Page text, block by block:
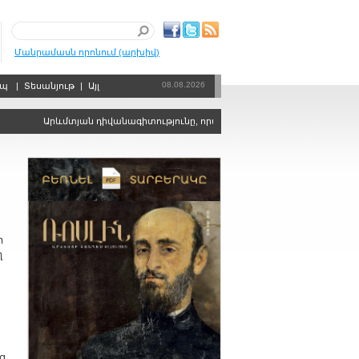
Մանրամասն որոնում (արխիվ)
| Տեսանյութ | Այլ 08.08.2026
Արևմտյան դիվանագիտությունը, որպես քաղաքական ճգնաժամերի